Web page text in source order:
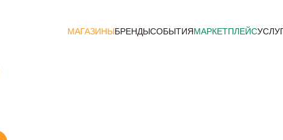
МАГАЗИНЫБРЕНДЫСОБЫТИЯМАРКЕТПЛЕЙС